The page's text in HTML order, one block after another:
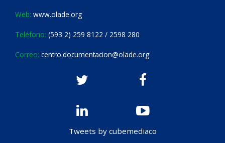
Web: www.olade.org
Teléfono: (593 2) 259 8122 / 2598 280
Correo: centro.documentacion@olade.org
Tweets by cubemediaco